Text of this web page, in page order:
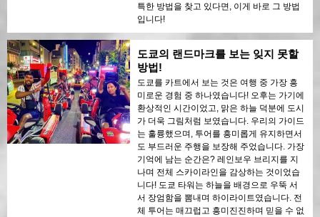
특한 방법을 찾고 있다면, 이게 바로 그 방법
입니다!
도쿄의 랜드마크를 보는 잊지 못할
방법!
도쿄를 카트에서 보는 것은 여행 중 가장 흥
미로운 경험 중 하나였습니다! 오후는 가기에
환상적인 시간이었고, 맑은 하늘 덕분에 도시
가 더욱 그림처럼 보였습니다. 우리의 가이드
는 훌륭했으며, 투어를 흥미롭게 유지하면서
도 부드러운 주행을 보장해 주었습니다. 가장
기억에 남는 순간은? 레인보우 브리지를 지
나며 전체 스카이라인을 감상하는 것이었습
니다! 도쿄 타워는 하늘을 배경으로 우뚝 서
서 장엄함을 뽐내며 하이라이트였습니다. 전
체 투어는 매끄럽고 흥미진진하며 믿을 수 없